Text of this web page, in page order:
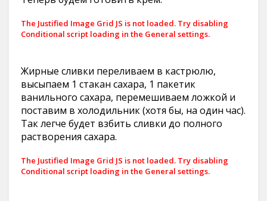
The Justified Image Grid JS is not loaded. Try disabling
Conditional script loading in the General settings.
Жирные сливки переливаем в кастрюлю,
высыпаем 1 стакан сахара, 1 пакетик
ванильного сахара, перемешиваем ложкой и
поставим в холодильник (хотя бы, на один час).
Так легче будет взбить сливки до полного
растворения сахара.
The Justified Image Grid JS is not loaded. Try disabling
Conditional script loading in the General settings.